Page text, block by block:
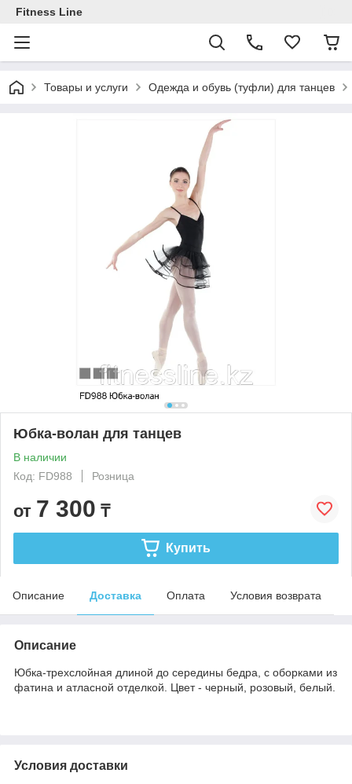
Fitness Line
Товары и услуги Одежда и обувь (туфли) для танцев
Юбка-волан для танцев
В наличии
Код: FD988
Розница
от 7 300 ₸
Купить
Описание Доставка Оплата Условия возврата
Описание
Юбка-трехслойная длиной до середины бедра, с оборками из
фатина и атласной отделкой. Цвет - черный, розовый, белый.
Условия доставки